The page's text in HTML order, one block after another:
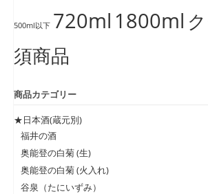
500ml以下 720ml 1800ml
須商品
商品カテゴリー
★日本酒(蔵元別)
福井の酒
奥能登の白菊 (生)
奥能登の白菊 (火入れ)
谷泉（たにいずみ）